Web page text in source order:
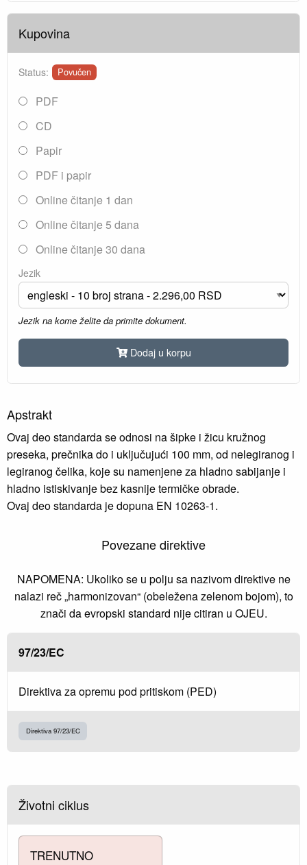
Kupovina
Status: Povučen
PDF
CD
Papir
PDF i papir
Online čitanje 1 dan
Online čitanje 5 dana
Online čitanje 30 dana
Jezik
Jezik na kome želite da primite dokument.
Dodaj u korpu
Apstrakt
Ovaj deo standarda se odnosi na šipke i žicu kružnog
preseka, prečnika do i uključujući 100 mm, od nelegiranog i
legiranog čelika, koje su namenjene za hladno sabijanje i
hladno istiskivanje bez kasnije termičke obrade.
Ovaj deo standarda je dopuna EN 10263-1.
Povezane direktive
NAPOMENA: Ukoliko se u polju sa nazivom direktive ne
nalazi reč „harmonizovan“ (obeležena zelenom bojom), to
znači da evropski standard nije citiran u OJEU.
97/23/EC
Direktiva za opremu pod pritiskom (PED)
Direktiva 97/23/EC
Životni ciklus
TRENUTNO